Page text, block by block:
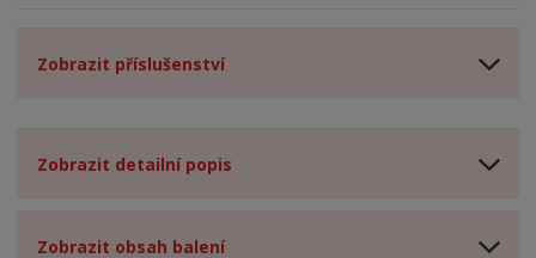
Zobrazit příslušenství
Zobrazit detailní popis
Zobrazit obsah balení